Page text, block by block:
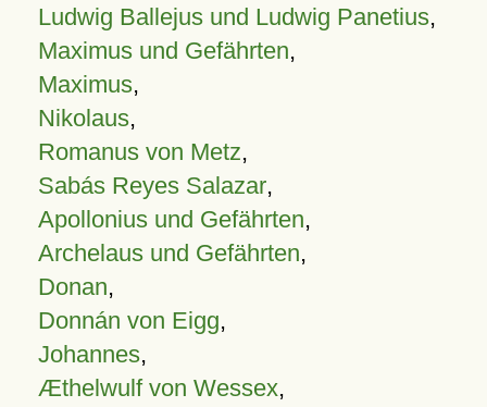
Ludwig Ballejus und Ludwig Panetius,
Maximus und Gefährten,
Maximus,
Nikolaus,
Romanus von Metz,
Sabás Reyes Salazar,
Apollonius und Gefährten,
Archelaus und Gefährten,
Donan,
Donnán von Eigg,
Johannes,
Æthelwulf von Wessex,